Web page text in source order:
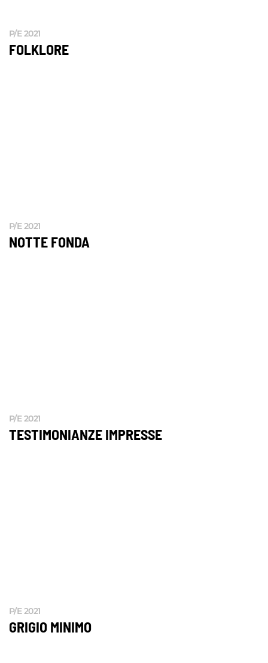
P/E 2021
FOLKLORE
P/E 2021
NOTTE FONDA
P/E 2021
TESTIMONIANZE IMPRESSE
P/E 2021
GRIGIO MINIMO